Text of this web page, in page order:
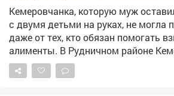
Кемеровчанка, которую муж
с двумя детьми на руках, не могла
даже от тех, кто обязан помогать
алименты. В Рудничном районе Кемерова мать с
двумя детьми не могла получить
бывшего супруга. Мать растит 9-